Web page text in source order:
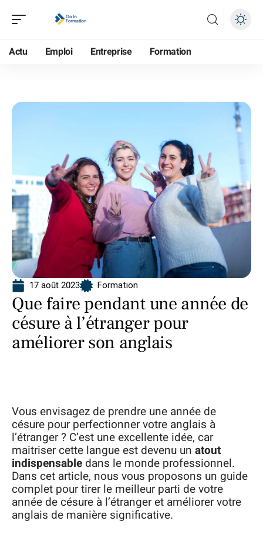
Actu Emploi Entreprise Formation
17 août 2023 Formation
Que faire pendant une année de
césure à l’étranger pour
améliorer son anglais
Vous envisagez de prendre une année de
césure pour perfectionner votre anglais à
l’étranger ? C’est une excellente idée, car
maitriser cette langue est devenu un atout
indispensable dans le monde professionnel.
Dans cet article, nous vous proposons un guide
complet pour tirer le meilleur parti de votre
année de césure à l’étranger et améliorer votre
anglais de manière significative.